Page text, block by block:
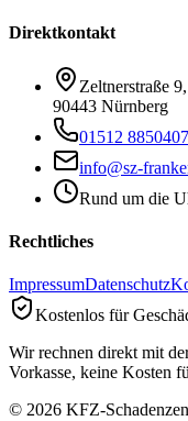
Direktkontakt
Zeltnerstraße 9,
90443 Nürnberg
01512 8850407
info@sz-
Rund um die
Rechtliches
ImpressumDatenschutz
Kostenlos für
Wir rechnen direkt mit
Vorkasse, keine Kosten
© 2026 KFZ-